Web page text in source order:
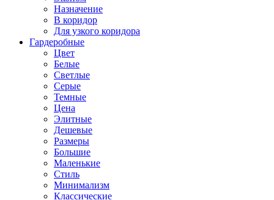
Назначение
В коридор
Для узкого коридора
Гардеробные
Цвет
Белые
Светлые
Серые
Темные
Цена
Элитные
Дешевые
Размеры
Большие
Маленькие
Стиль
Минимализм
Классические